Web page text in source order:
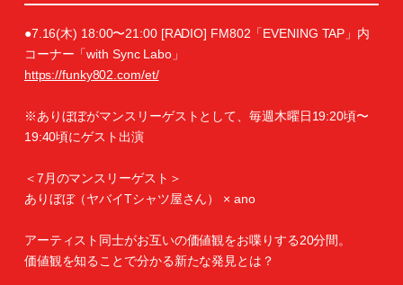
●7.16(木) 18:00〜21:00 [RADIO] FM802「EVENING TAP」内
コーナー「with Sync Labo」
https://funky802.com/et/
※ありぼぼがマンスリーゲストとして、毎週木曜日19:20頃〜
19:40頃にゲスト出演
＜7月のマンスリーゲスト＞
ありぼぼ（ヤバイTシャツ屋さん） × ano
アーティスト同士がお互いの価値観をお喋りする20分間。
価値観を知ることで分かる新たな発見とは？